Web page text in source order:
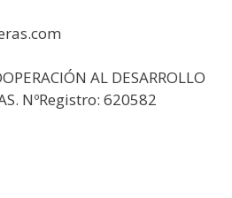
AL DESARROLLO
NºRegistro: 620582